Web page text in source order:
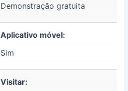
Demonstração gratuita
Aplicativo móvel:
Sim
Visitar: